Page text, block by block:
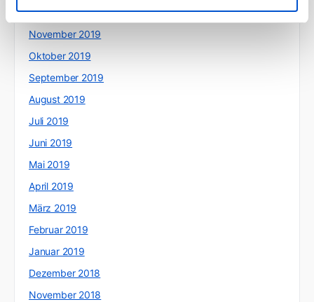
Dezember 2019
November 2019
Oktober 2019
September 2019
August 2019
Juli 2019
Juni 2019
Mai 2019
April 2019
März 2019
Februar 2019
Januar 2019
Dezember 2018
November 2018